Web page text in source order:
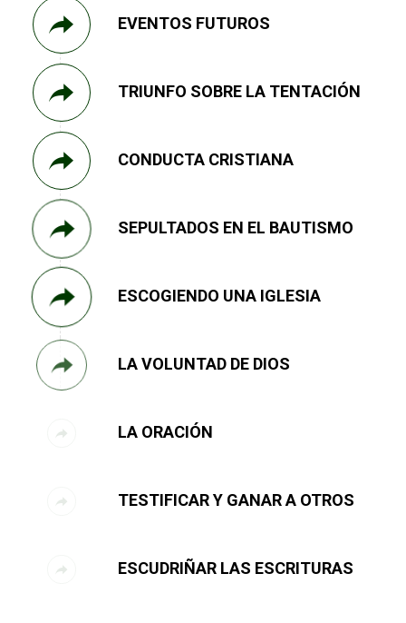
EVENTOS FUTUROS
TRIUNFO SOBRE LA TENTACIÓN
CONDUCTA CRISTIANA
SEPULTADOS EN EL BAUTISMO
ESCOGIENDO UNA IGLESIA
LA VOLUNTAD DE DIOS
LA ORACIÓN
TESTIFICAR Y GANAR A OTROS
ESCUDRIÑAR LAS ESCRITURAS